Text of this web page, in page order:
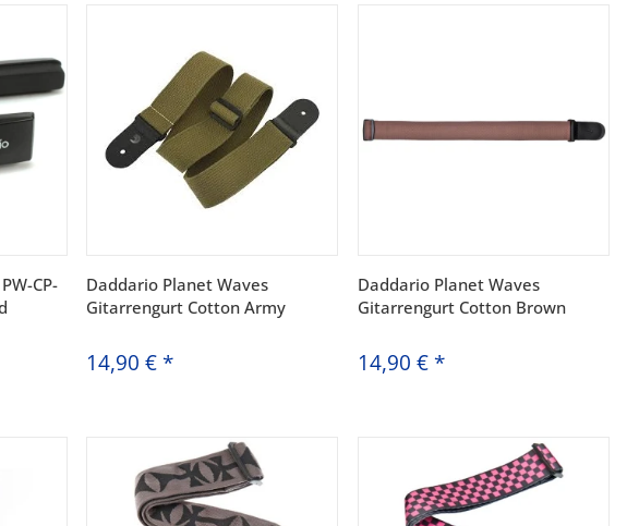
CP-
Daddario Planet Waves
Gitarrengurt Cotton Army
14,90 € *
Daddario Planet Waves
Gitarrengurt Cotton Brown
14,90 € *